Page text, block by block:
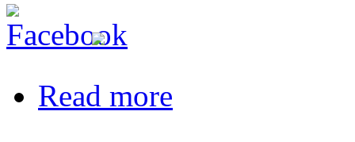
Read more